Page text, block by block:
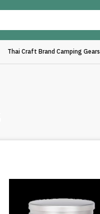
Thai Craft Brand Camping Gears